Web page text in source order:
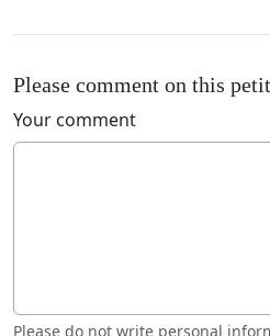
Please comment on this
Your comment
Please do not write personal